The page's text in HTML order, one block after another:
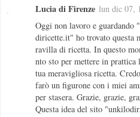
Lucia di Firenze lun dic 07,
Oggi non lavoro e guardando
diricette.it" ho trovato questa
ravilla di ricetta. In questo
nto sto per mettere in prattica
tua meravigliosa ricetta.
farò un figurone con i miei
per stasera. Grazie, grazie,
Questa idea del sito